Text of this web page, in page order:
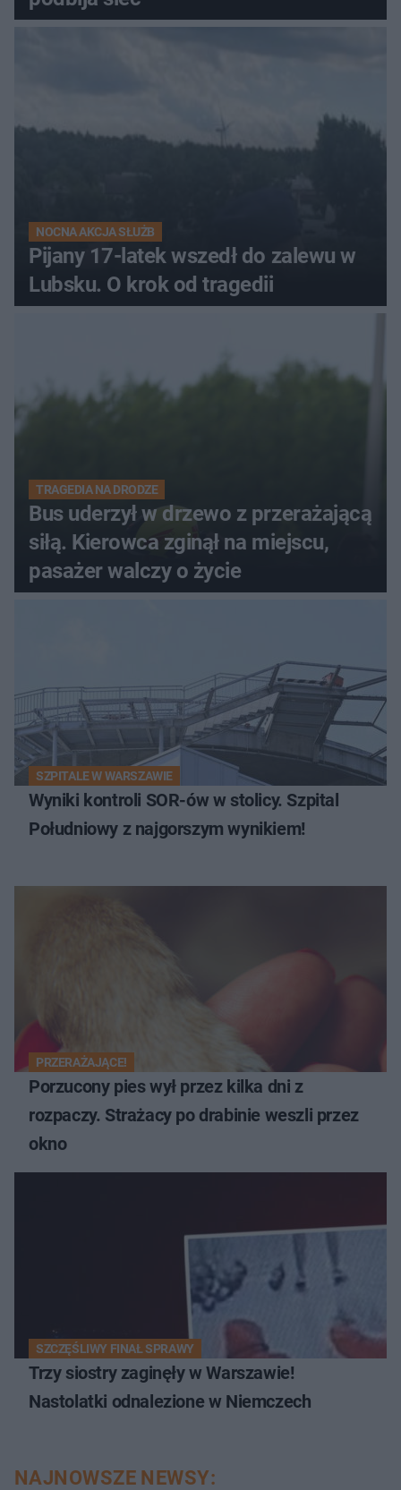
NOCNA AKCJA SŁUŻB
Pijany 17-latek wszedł do zalewu w
Lubsku. O krok od tragedii
TRAGEDIA NA DRODZE
Bus uderzył w drzewo z przerażającą
siłą. Kierowca zginął na miejscu,
pasażer walczy o życie
SZPITALE W WARSZAWIE
Wyniki kontroli SOR-ów w stolicy. Szpital
Południowy z najgorszym wynikiem!
PRZERAŻAJĄCE!
Porzucony pies wył przez kilka dni z
rozpaczy. Strażacy po drabinie weszli przez
okno
SZCZĘŚLIWY FINAŁ SPRAWY
Trzy siostry zaginęły w Warszawie!
Nastolatki odnalezione w Niemczech
NAJNOWSZE NEWSY: